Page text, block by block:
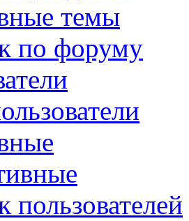
темы
по форуму
пользователей